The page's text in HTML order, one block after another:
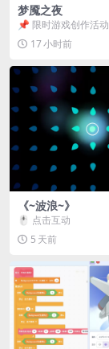
梦魇之夜
📌 限时游戏创作活
Game Jam） 📖 故事
17 小时前
《~波浪~》
🖱️ 点击互动
5 天前